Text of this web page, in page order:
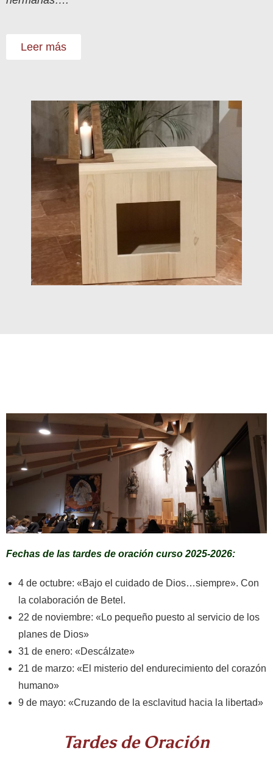
Leer más
Fechas de las tardes de oración curso 2025-2026:
4 de octubre: «Bajo el cuidado de Dios…siempre». Con
la colaboración de Betel.
22 de noviembre: «Lo pequeño puesto al servicio de los
planes de Dios»
31 de enero: «Descálzate»
21 de marzo: «El misterio del endurecimiento del corazón
humano»
9 de mayo: «Cruzando de la esclavitud hacia la libertad»
Tardes de Oración